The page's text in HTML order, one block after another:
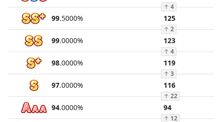
↑ 4
99.5000% 125
↑ 2
99.0000% 123
↑ 4
98.0000% 119
↑ 3
97.0000% 116
↑ 22
94.0000% 94
↑ 12